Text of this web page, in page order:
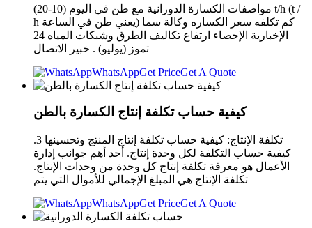
مواصفات الكسارة الدورانية مع طن في اليوم (10-20) t/h (t /
h يعني طن في الساعة) كم تكلفه سعر الكساره وكالة سما
الإخبارية الإحصاء ارتفاع تكاليف الطرق وشبكات المياه 24
تموز (يوليو) . خبير الاتصال
WhatsAppGet PriceGet A Quote
كيفية حساب تكلفة إنتاج الكسارة بالطن
تكلفة الإنتاج: كيفية حساب تكلفة إنتاج المنتج وتحسينها 3.
كيفية حساب التكلفة لكل وحدة إنتاج. أحد أهم جوانب إدارة
الأعمال هو معرفة تكلفة إنتاج كل وحدة من وحدات الإنتاج.
تكلفة الإنتاج هي المبلغ الإجمالي للأموال التي يتم
WhatsAppGet PriceGet A Quote